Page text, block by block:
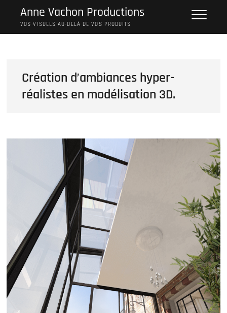
content
Anne Vachon Productions
VOS VISUELS AU-DELÀ DE VOS PRODUITS
Création d’ambiances hyper-
réalistes en modélisation 3D.